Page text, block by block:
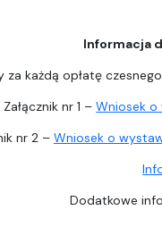
Informacja
każdą opłatę
Załącznik nr 1 –Wniosek
nr 2 – Wniosek o
Dodatkowe